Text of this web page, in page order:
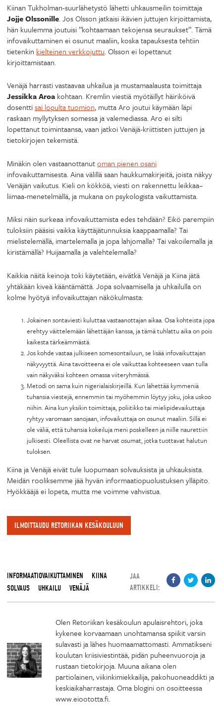
Kiinan Tukholman-suurlähetystö lähetti uhkausmeilin toimittaja
Jojje Olssonille. Jos Olsson jatkaisi ikävien juttujen kirjoittamista,
hän kuulemma joutuisi ”kohtaamaan tekojensa seuraukset”. Tämä
infovaikuttaminen ei osunut maaliin, koska tapauksesta tehtiin
tietenkin kielteinen verkkojuttu. Olsson ei lopettanut
kirjoittamistaan.
Venäjä harrasti vastaavaa uhkailua ja mustamaalausta toimittaja
Jessikka Aroa kohtaan. Kremlin viestiä myötäillyt häiriköivä
dosenttisai lopulta tuomion, mutta Aro joutui käymään läpi
raskaan myllytyksen somessa ja valemediassa. Aro ei silti
lopettanut toimintaansa, vaan jatkoi Venäjä-kriittisten juttujen ja
tietokirjojen tekemistä.
Minäkin olen vastaanottanutoman pienen osani
infovaikuttamisesta. Aina välillä saan haukkumakirjeitä, joista näkyy
Venäjän vaikutus. Kieli on kökköä, viesti on rakennettu leikkaa–
liimaa-menetelmällä, ja mukana on psykologista vaikuttamista.
Miksi näin surkeaa infovaikuttamista edes tehdään? Eikö parempiin
tuloksiin pääsisi vaikka käyttäjätunnuksia kaappaamalla? Tai
mielistelemällä, imartelemalla ja jopa lahjomalla? Tai vakoilemalla ja
kiristämällä? Huijaamalla ja valehtelemalla?
Kaikkia näitä keinoja toki käytetään, eivätkä Venäjä ja Kiina jätä
yhtäkään kiveä kääntämättä. Jopa solvaamisella ja uhkailulla on
kolme hyötyä infovaikuttajan näkökulmasta:
Jokainen sontaviesti kuluttaa vastaanottajan aikaa. Osa kohteista jopa
erehtyy väittelemään lähettäjän kanssa, ja tämä tuhlattu aika on pois
kaikesta tärkeämmästä.
Jos kohde vastaa julkiseen somesontailuun, se lisää infovaikuttajan
näkyvyyttä. Aina tavoitteena ei ole vaikuttaa kohteeseen vaan tulla
vain näkyväksi kohteen omassa viiteryhmässä.
Metodi on sama kuin nigerialaiskirjeillä. Kun lähettää kymmeniä
tuhansia viestejä, ennemmin tai myöhemmin löytyy joku, joka uskoo
niihin. Aina kun yksikin toimittaja, poliitikko tai mielipidevaikuttaja
ryhtyy varomaan sanojaan, infovaikuttaja on osunut maaliin. Sillä ei
ole väliä, että tuhansia kokeiluja meni poskelleen ja niille naurettiin
julkisesti. Oleellista ovat ne harvat osumat, jotka tuottavat halutun
tuloksen.
Kiina ja Venäjä eivät tule luopumaan solvauksista ja uhkauksista.
Meidän rooliksemme jää hyvän informaatiopuolustuksen ylläpito.
Hyökkääjä ei lopeta, mutta me voimme vahvistua.
ILMOITTAUDU RETORIIKAN KESÄKOULUUN
INFORMAATIOVAIKUTTAMINEN
KIINA
SOLVAUS
UHKAILU VENÄJÄ
JAA
ARTIKKELI:
Olen Retoriikan kesäkoulun apulaisrehtori, joka
kykenee korvaamaan unohtamansa spiikit varsin
sulavasti ja lähes huomaamattomasti. Ammatikseni
koulutan kriisiviestintää, pidän puheenvuoroja ja
rustaan tietokirjoja. Muuna aikana olen
partiolainen, viikinkimiekkailija, pakohuoneaddikti ja
keskiaikaharrastaja. Oma blogini on osoitteessa
www.eioototta.fi.